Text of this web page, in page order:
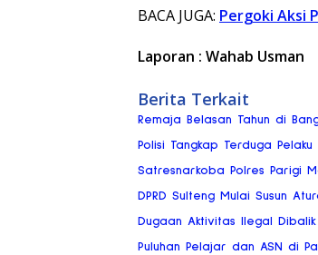
BACA JUGA: Pergoki Aksi
Laporan : Wahab Usman
Berita Terkait
Remaja Belasan Tahun di
Polisi Tangkap Terduga
Satresnarkoba Polres Parigi
DPRD Sulteng Mulai Susun
Dugaan Aktivitas Ilegal
Puluhan Pelajar dan ASN di